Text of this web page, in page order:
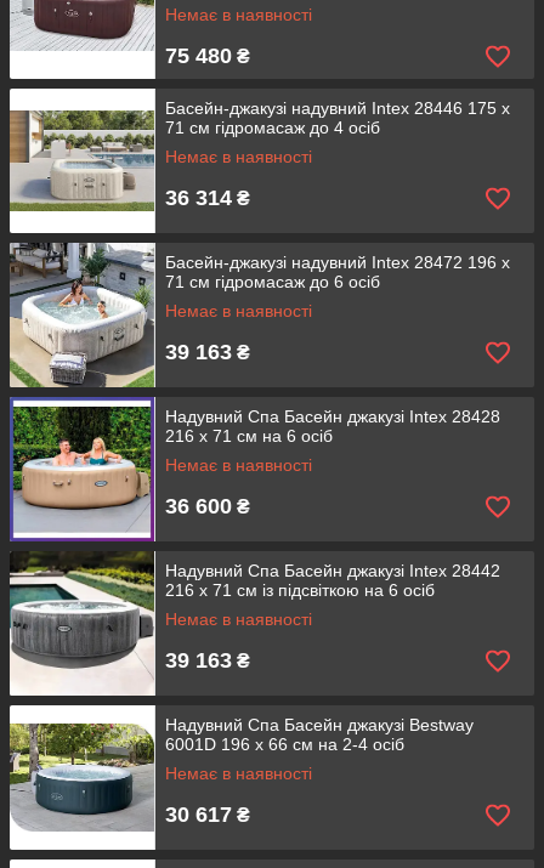
Немає в наявності
75 480 ₴
Басейн-джакузі надувний Intex 28446 175 х
71 см гідромасаж до 4 осіб
Немає в наявності
36 314 ₴
Басейн-джакузі надувний Intex 28472 196 х
71 см гідромасаж до 6 осіб
Немає в наявності
39 163 ₴
Надувний Спа Басейн джакузі Intex 28428
216 х 71 см на 6 осіб
Немає в наявності
36 600 ₴
Надувний Спа Басейн джакузі Intex 28442
216 х 71 см із підсвіткою на 6 осіб
Немає в наявності
39 163 ₴
Надувний Спа Басейн джакузі Bestway
6001D 196 х 66 см на 2-4 осіб
Немає в наявності
30 617 ₴